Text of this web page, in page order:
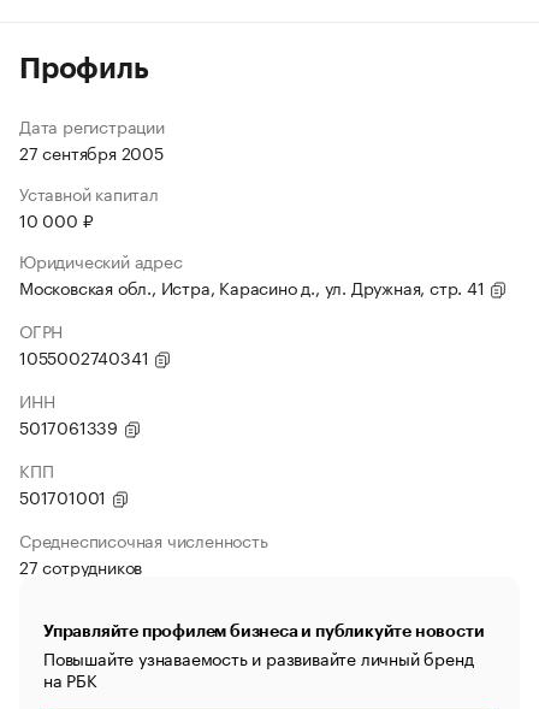
Профиль
Дата регистрации
27 сентября 2005
Уставной капитал
10 000 ₽
Юридический адрес
Московская обл., Истра, Карасино д., ул. Дружная, стр. 41
ОГРН
1055002740341
ИНН
5017061339
КПП
501701001
Среднесписочная численность
27 сотрудников
Управляйте профилем бизнеса и публикуйте новости
Повышайте узнаваемость и развивайте личный бренд
на РБК